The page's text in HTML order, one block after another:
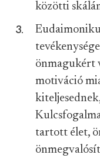
közötti
önmagukért
motiváció
tartott élet,